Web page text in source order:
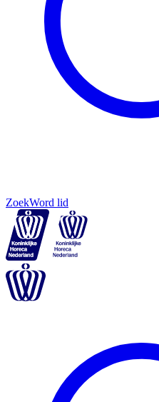
ZoekWord lid